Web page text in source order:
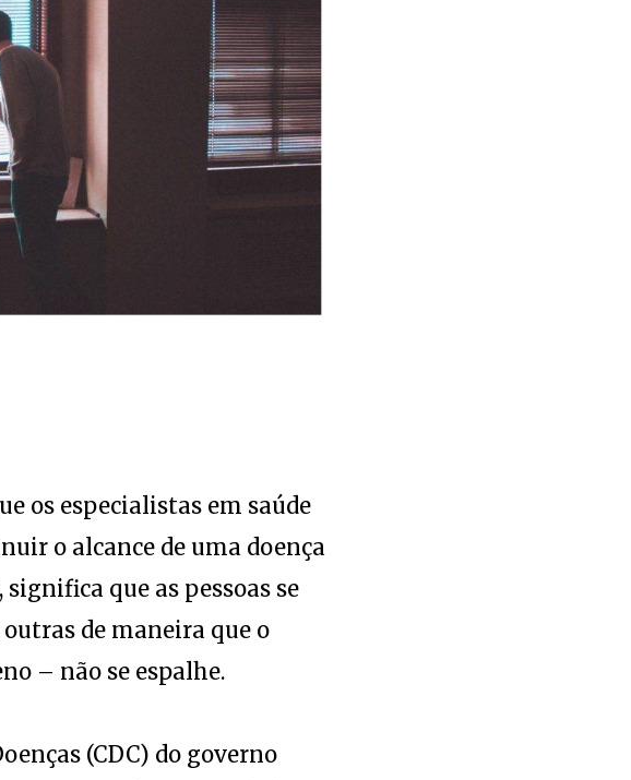
os especialistas em saúde
o alcance de uma doença
que as pessoas se
de maneira que o
– não se espalhe.
(CDC) do governo